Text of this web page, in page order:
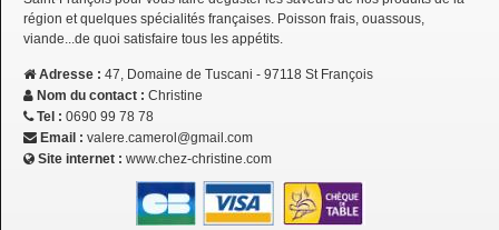
région et quelques spécialités françaises. Poisson frais, ouassous,
viande...de quoi satisfaire tous les appétits.
Adresse : 47, Domaine de Tuscani - 97118 St François
Nom du contact : Christine
Tel : 0690 99 78 78
Email : valere.camerol@gmail.com
Site internet : www.chez-christine.com